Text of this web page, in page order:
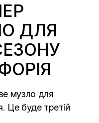
ДЛЯ
музло для
Це буде третій